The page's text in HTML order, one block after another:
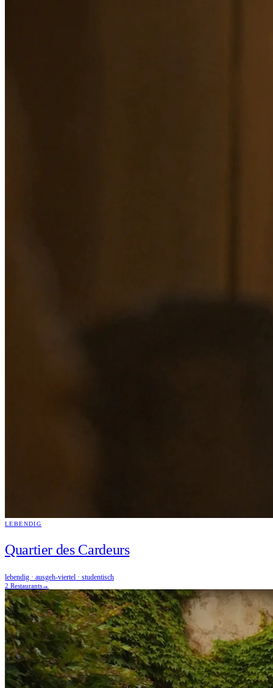
LEBENDIG
Quartier des Cardeurs
lebendig · ausgeh-viertel · studentisch
2 Restaurants→